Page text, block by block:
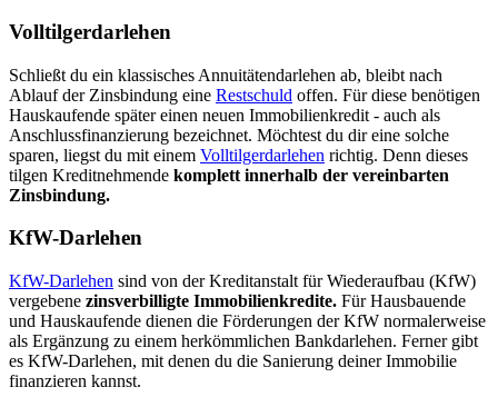
Volltilgerdarlehen
Schließt du ein klassisches Annuitätendarlehen ab, bleibt nach
Ablauf der Zinsbindung eine Restschuld offen. Für diese benötigen
Hauskaufende später einen neuen Immobilienkredit - auch als
Anschlussfinanzierung bezeichnet. Möchtest du dir eine solche
sparen, liegst du mit einem Volltilgerdarlehen richtig. Denn dieses
tilgen Kreditnehmende komplett innerhalb der vereinbarten
Zinsbindung.
KfW-Darlehen
KfW-Darlehen sind von der Kreditanstalt für Wiederaufbau (KfW)
vergebene zinsverbilligte Immobilienkredite. Für Hausbauende
und Hauskaufende dienen die Förderungen der KfW normalerweise
als Ergänzung zu einem herkömmlichen Bankdarlehen. Ferner gibt
es KfW-Darlehen, mit denen du die Sanierung deiner Immobilie
finanzieren kannst.